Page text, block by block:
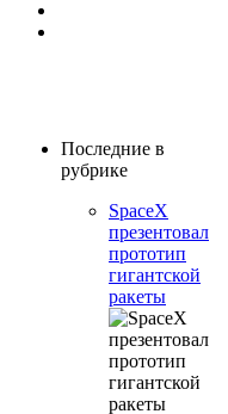
Последние в
рубрике
SpaceX
презентовал
прототип
гигантской
ракеты